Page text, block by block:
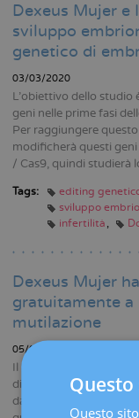
Dexeus Mujer e
sviluppo
genetico di
03/03/2020
L'obiettivo dello studio
geni nelle prime fasi
Per raggiungere
modificherà questi
/ Cas9, quindi studierà
Tags: editing
sviluppo
infertilità
Dexeus Mujer
gratuitamente
mutilazione
05/02/2020
Il Programma di
di assistenza sociale
dal Dott. Pere Barri
Questo